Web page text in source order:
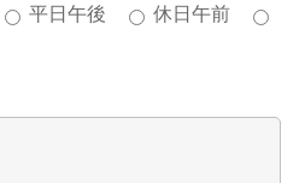
平日午後
休日午前